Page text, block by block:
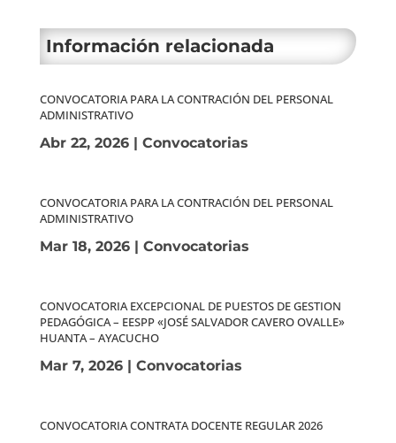
Información relacionada
CONVOCATORIA PARA LA CONTRACIÓN DEL PERSONAL
ADMINISTRATIVO
Abr 22, 2026| Convocatorias
CONVOCATORIA PARA LA CONTRACIÓN DEL PERSONAL
ADMINISTRATIVO
Mar 18, 2026| Convocatorias
CONVOCATORIA EXCEPCIONAL DE PUESTOS DE GESTION
PEDAGÓGICA – EESPP «JOSÉ SALVADOR CAVERO OVALLE»
HUANTA – AYACUCHO
Mar 7, 2026| Convocatorias
CONVOCATORIA CONTRATA DOCENTE REGULAR 2026